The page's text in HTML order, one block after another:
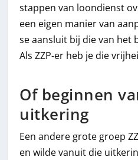
stappen van loondienst
een eigen manier van
se aansluit bij die van het
Als ZZP-er heb je die
Of beginnen
uitkering
Een andere grote groep
en wilde vanuit die